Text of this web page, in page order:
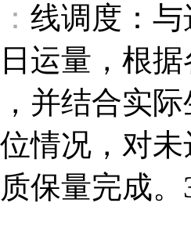
线调度：
运量，根
并结合实
情况，对
保量完成。